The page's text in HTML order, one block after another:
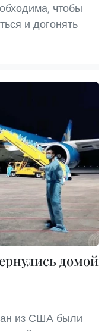
чтобы
и догонять
домой
из США были